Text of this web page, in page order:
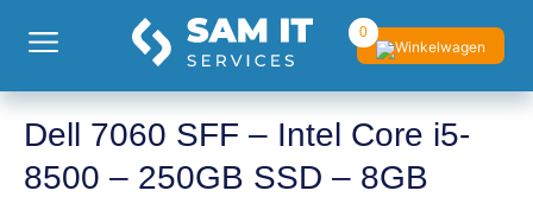
0
Dell 7060 SFF – Intel Core i5-
8500 – 250GB SSD – 8GB